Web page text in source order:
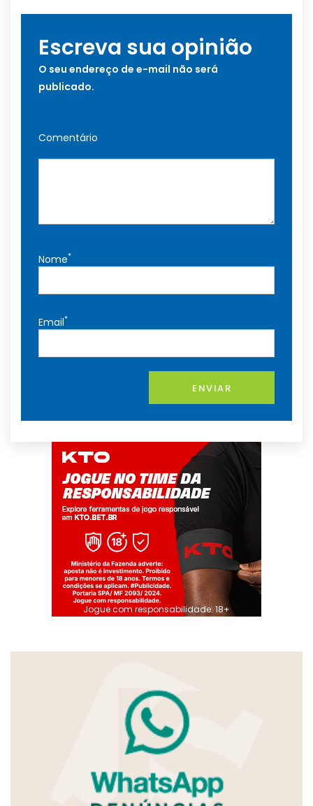
Escreva sua opinião
O seu endereço de e-mail não será
publicado.
Comentário
Nome*
Email*
ENVIAR
Jogue com responsabilidade. 18+